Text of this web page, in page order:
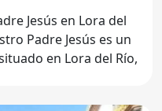
Jesús en Lora del
en Lora del Río,